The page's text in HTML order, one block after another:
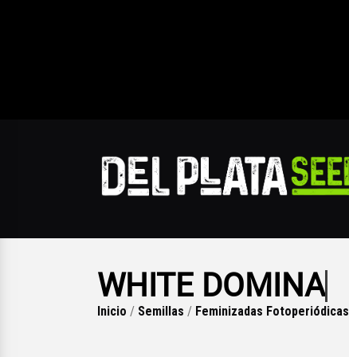
WHITE DOMINA
Inicio / Semillas / Feminizadas Fotoperiódicas